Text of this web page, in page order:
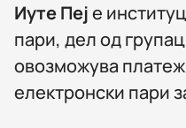
Иуте Пеје
пари, дел од
овозможува
електронски пари